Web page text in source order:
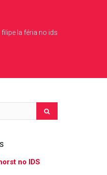
filipe la féria no ids
no IDS